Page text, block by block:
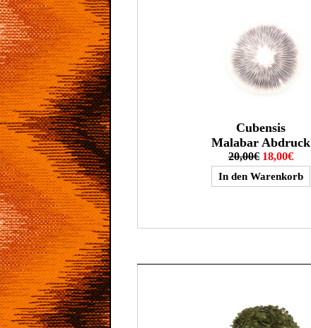
Cubensis
Malabar Abdruck
20,00€ 18,00€